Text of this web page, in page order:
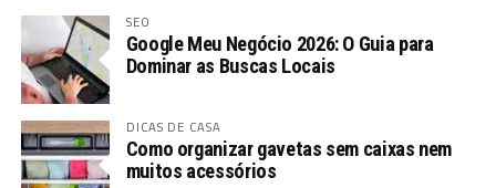
SEO
Google Meu Negócio 2026: O Guia para
Dominar as Buscas Locais
DICAS DE CASA
Como organizar gavetas sem caixas nem
muitos acessórios